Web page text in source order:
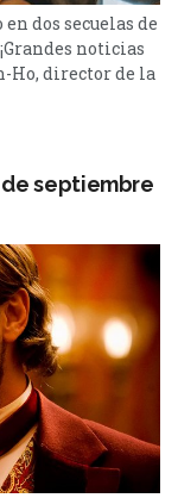
dos secuelas de
noticias
Ho, director de la
secuelas de la
el podcast The
septiembre